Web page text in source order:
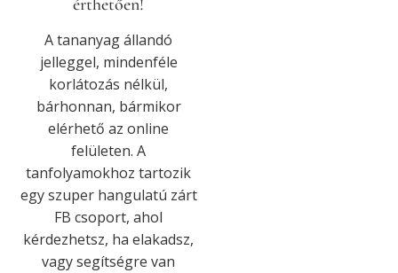
érthetően!
A tananyag állandó
jelleggel, mindenféle
korlátozás nélkül,
bárhonnan, bármikor
elérhető az online
felületen. A
tanfolyamokhoz tartozik
egy szuper hangulatú zárt
FB csoport, ahol
kérdezhetsz, ha elakadsz,
vagy segítségre van